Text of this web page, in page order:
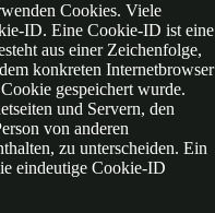
Cookies. Viele
ID. Eine Cookie-ID ist eine
aus einer Zeichenfolge,
konkreten Internetbrowser
gespeichert wurde.
und Servern, den
von anderen
zu unterscheiden. Ein
eindeutige Cookie-ID